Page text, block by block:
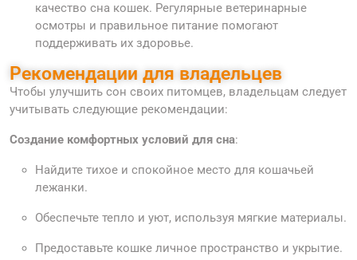
качество сна кошек. Регулярные ветеринарные
осмотры и правильное питание помогают
поддерживать их здоровье.
Рекомендации для владельцев
Чтобы улучшить сон своих питомцев, владельцам следует
учитывать следующие рекомендации:
Создание комфортных условий для сна:
Найдите тихое и спокойное место для кошачьей
лежанки.
Обеспечьте тепло и уют, используя мягкие материалы.
Предоставьте кошке личное пространство и укрытие.